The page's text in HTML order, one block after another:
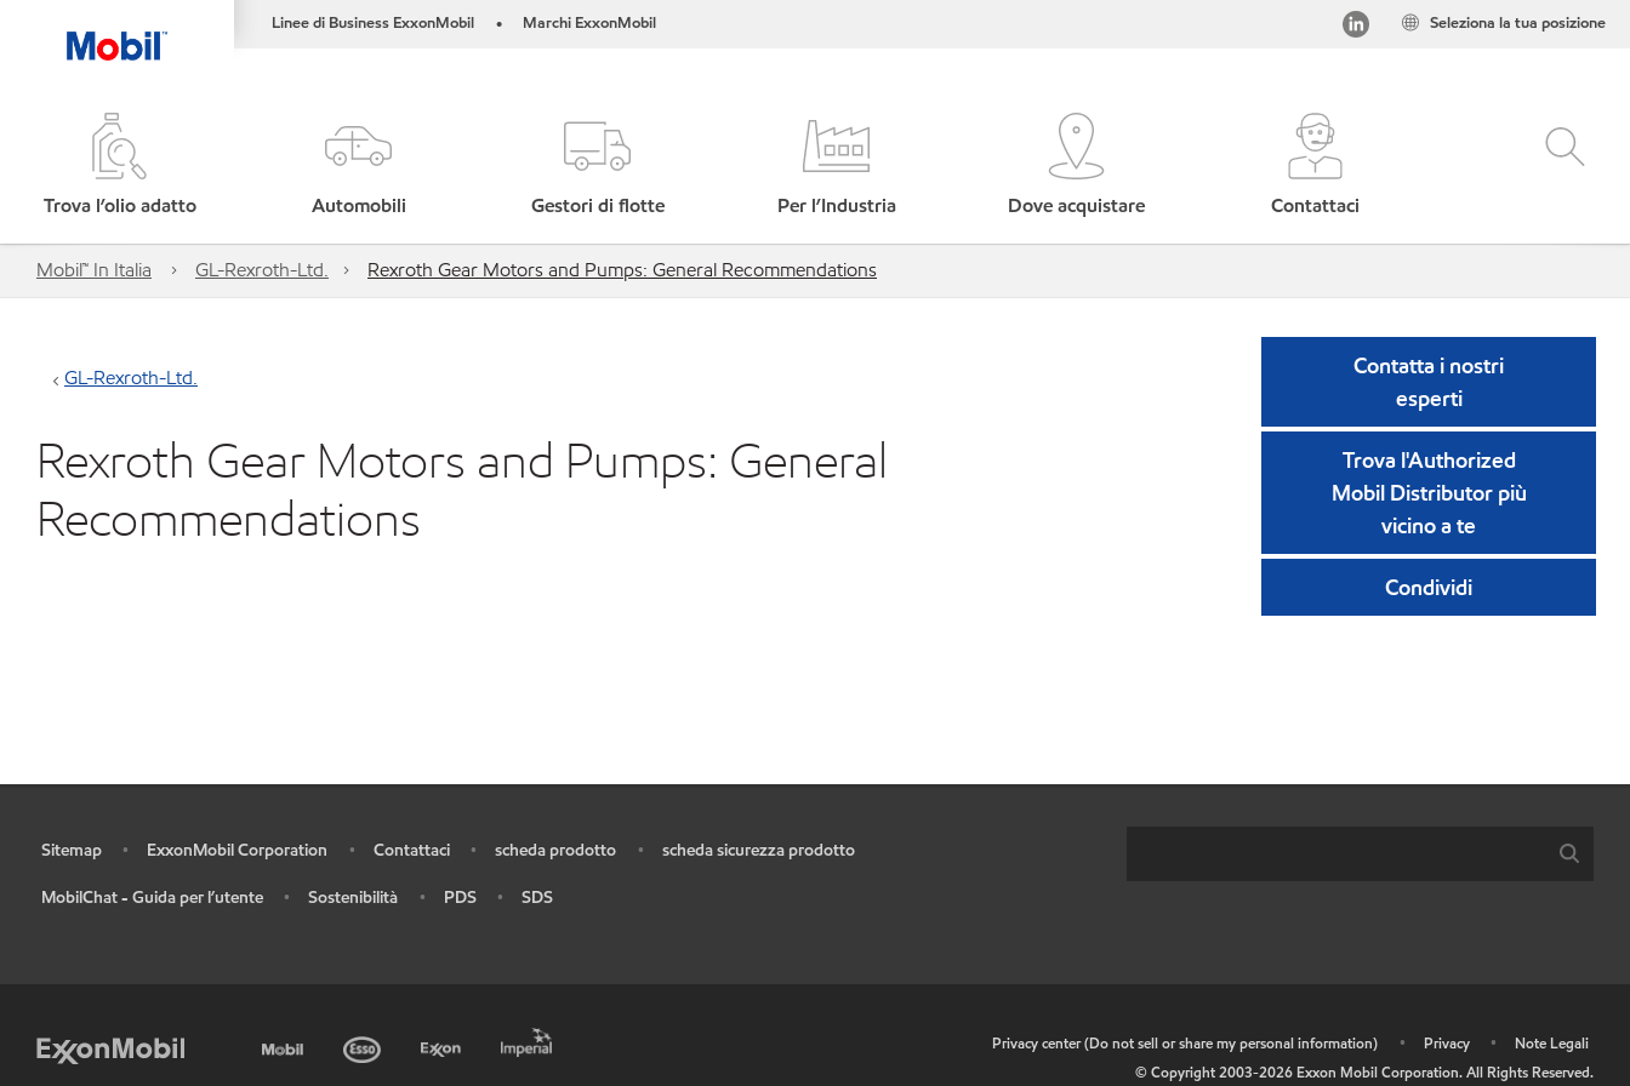
Linee di Business ExxonMobil • Marchi ExxonMobil Seleziona la tua posizione
Trova l’olio adatto Automobili Gestori di flotte Per l’Industria Dove acquistare Contattaci
Mobil™ In Italia GL-Rexroth-Ltd. Rexroth Gear Motors and Pumps: General Recommendations
GL-Rexroth-Ltd.
Rexroth Gear Motors and Pumps: General
Recommendations
Contatta i nostri
esperti
Trova l'Authorized
Mobil Distributor più
vicino a te
Condividi
Sitemap • ExxonMobil Corporation • Contattaci • scheda prodotto • scheda sicurezza prodotto
MobilChat - Guida per l’utente • Sostenibilità • PDS • SDS
Privacy center (Do not sell or share my personal information) • Privacy •
Note Legali
© Copyright 2003-2026 Exxon Mobil Corporation. All Rights Reserved.